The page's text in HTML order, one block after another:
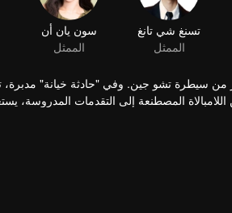
تسنغ شي تانغ
الممثل
سون يان أن
الممثل
من سيطرة تشو جين. وفي "حادثة خيانة"
المصطنعة إلى التقدمات المدروسة،